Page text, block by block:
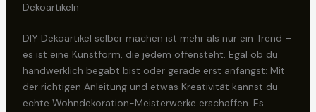
Dekoartikeln
DIY Dekoartikel selber machen ist mehr als nur ein Trend –
es ist eine Kunstform, die jedem offensteht. Egal ob du
handwerklich begabt bist oder gerade erst anfängst: Mit
der richtigen Anleitung und etwas Kreativität kannst du
echte Wohndekoration-Meisterwerke erschaffen. Es